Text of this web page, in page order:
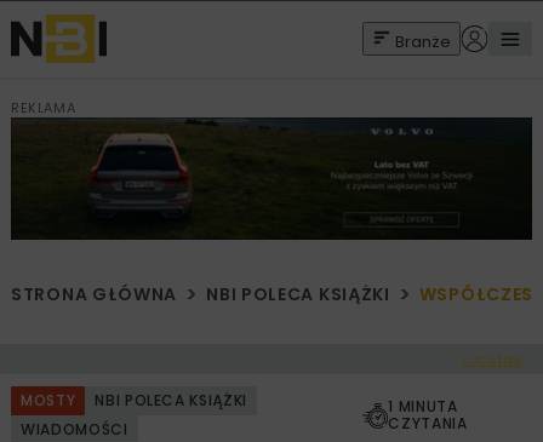
Branże
REKLAMA
STRONA GŁÓWNA NBI POLECA KSIĄŻKI
< Cofnij
MOSTY
NBI POLECA KSIĄŻKI
WIADOMOŚCI
1 MINUTA
CZYTANIA